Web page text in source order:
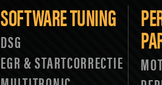
SOFTWARE TUNING
DSG
EGR & STARTCORRECTIE